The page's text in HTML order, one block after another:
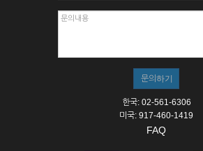
한국: 02-561-6306
미국: 917-460-1419
FAQ